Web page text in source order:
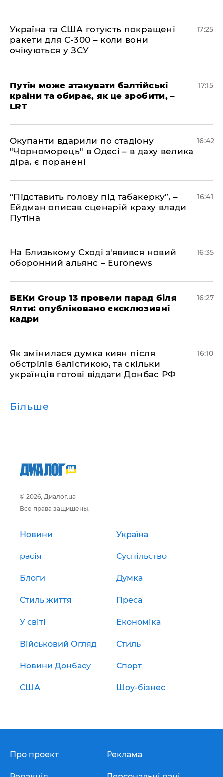
​Україна та США готують покращені
ракети для С-300 – коли вони
очікуються у ЗСУ
17:25
​Путін може атакувати балтійські
країни та обирає, як це зробити, –
LRT
17:15
​Окупанти вдарили по стадіону
"Чорноморець" в Одесі – в даху велика
діра, є поранені
16:42
​“Підставить голову під табакерку”, –
Ейдман описав сценарій краху влади
Путіна
16:41
На Близькому Сході з'явився новий
оборонний альянс – Euronews
16:35
БЕКи Group 13 провели парад біля
Ялти: опубліковано ексклюзивні
кадри
16:27
Як змінилася думка киян після
обстрілів балістикою, та скільки
українців готові віддати Донбас РФ
16:10
Більше
© 2026, Диалог.ua
Все права защищены.
Новини Україна
расія Суспільство
Блоги Думка
Стиль життя Преса
У світі Економіка
Військовий Огляд Стиль
Новини Донбасу Спорт
США Шоу-бізнес
Про проект Реклама